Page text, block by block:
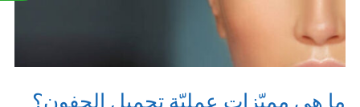
ما هي مميّزات عمليّة تجميل الجفون؟